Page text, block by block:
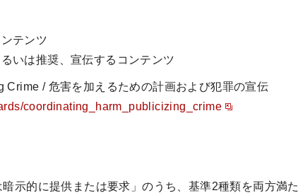
テンツ
いは推奨、宣伝するコンテンツ
/ 危害を加えるための計画および犯罪の宣伝
coordinating_harm_publicizing_crime
示的に提供または要求」のうち、基準2種類を両方満た